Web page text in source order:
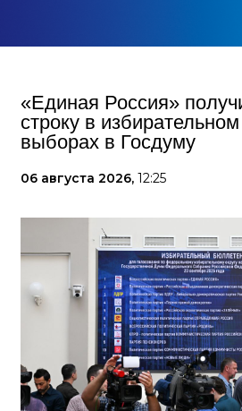
«Единая Россия»
строку в
выборах в Госдуму
06 августа 2026, 12:25